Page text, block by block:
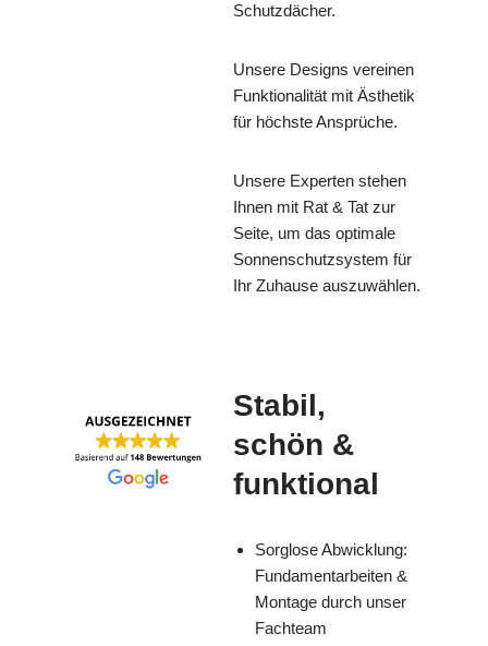
Schutzdächer.
Unsere Designs vereinen
Funktionalität mit Ästhetik
für höchste Ansprüche.
Unsere Experten stehen
Ihnen mit Rat & Tat zur
Seite, um das optimale
Sonnenschutzsystem für
Ihr Zuhause auszuwählen.
Stabil,
schön &
funktional
Sorglose Abwicklung:
Fundamentarbeiten &
Montage durch unser
Fachteam